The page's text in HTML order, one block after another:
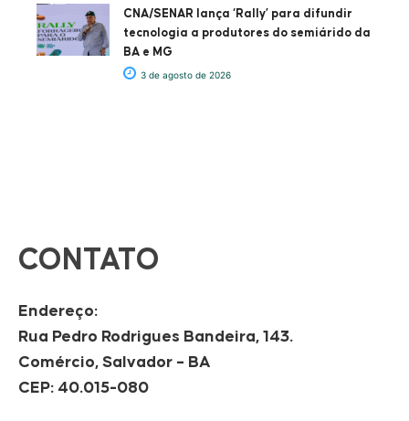
CNA/SENAR lança ‘Rally’ para difundir
tecnologia a produtores do semiárido da
BA e MG
3 de agosto de 2026
CONTATO
Endereço:
Rua Pedro Rodrigues Bandeira, 143.
Comércio, Salvador – BA
CEP: 40.015-080